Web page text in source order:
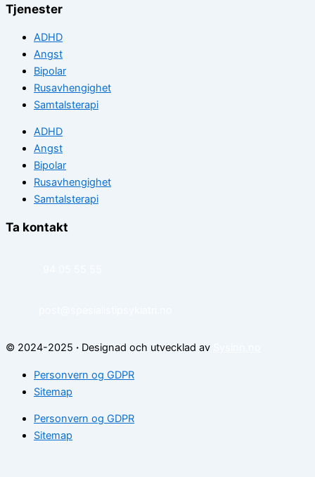
Tjenester
ADHD
Angst
Bipolar
Rusavhengighet
Samtalsterapi
ADHD
Angst
Bipolar
Rusavhengighet
Samtalsterapi
Ta kontakt
© 2024-2025 · Designad och utvecklad av
Personvern og GDPR
Sitemap
Personvern og GDPR
Sitemap